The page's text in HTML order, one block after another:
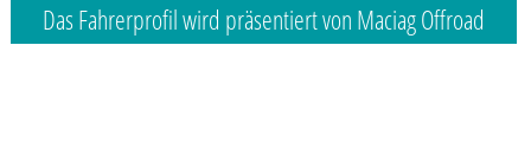
Das Fahrerprofil wird präsentiert von Maciag Offroad